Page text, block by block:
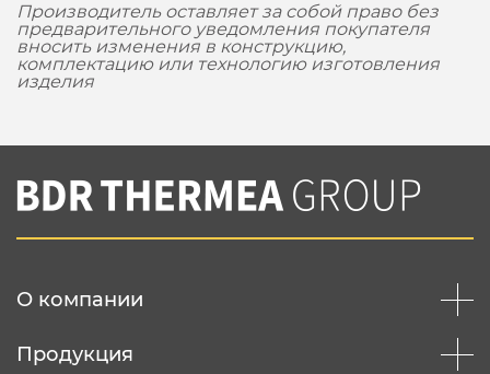
Производитель оставляет за собой право без
предварительного уведомления покупателя
вносить изменения в конструкцию,
комплектацию или технологию изготовления
изделия
О компании
Продукция